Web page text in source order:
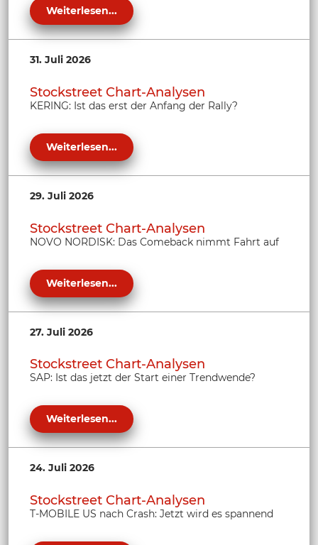
Weiterlesen...
31. Juli 2026
Stockstreet Chart-Analysen
KERING: Ist das erst der Anfang der Rally?
Weiterlesen...
29. Juli 2026
Stockstreet Chart-Analysen
NOVO NORDISK: Das Comeback nimmt Fahrt auf
Weiterlesen...
27. Juli 2026
Stockstreet Chart-Analysen
SAP: Ist das jetzt der Start einer Trendwende?
Weiterlesen...
24. Juli 2026
Stockstreet Chart-Analysen
T-MOBILE US nach Crash: Jetzt wird es spannend